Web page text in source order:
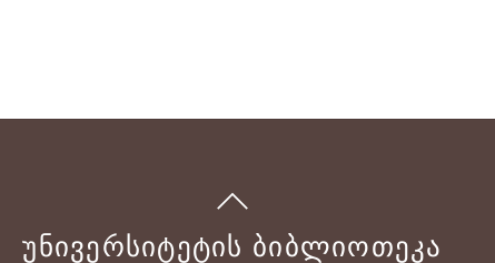
ᲣᲜᲘᲕᲔᲠᲡᲘᲢᲔᲢᲘᲡ ᲑᲘᲑᲚᲘᲝᲗᲔᲙᲐ